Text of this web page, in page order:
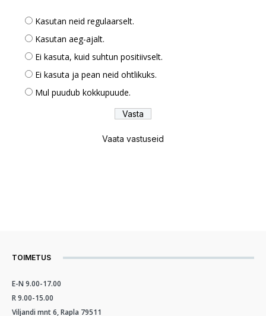
Kasutan neid regulaarselt.
Kasutan aeg-ajalt.
Ei kasuta, kuid suhtun positiivselt.
Ei kasuta ja pean neid ohtlikuks.
Mul puudub kokkupuude.
Vaata vastuseid
TOIMETUS
E-N 9.00-17.00
R 9.00-15.00
Viljandi mnt 6, Rapla 79511